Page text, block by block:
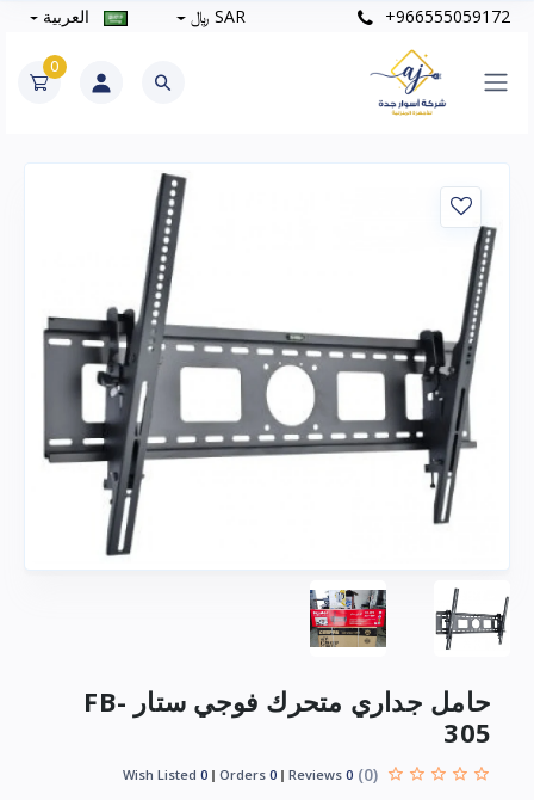
+966555059172 SAR ﷼ العربية
0
حامل جداري متحرك فوجي ستار FB-
305
(0)
0
0
0